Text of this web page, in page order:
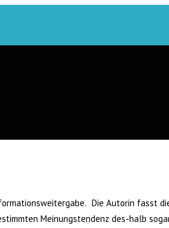
Die Autorin fasst
Meinungstendenz des-halb